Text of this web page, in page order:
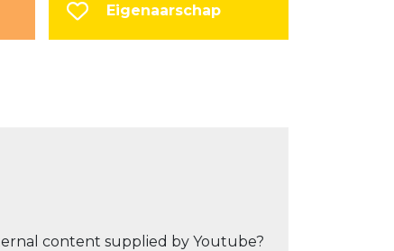
Eigenaarschap
content supplied by Youtube?